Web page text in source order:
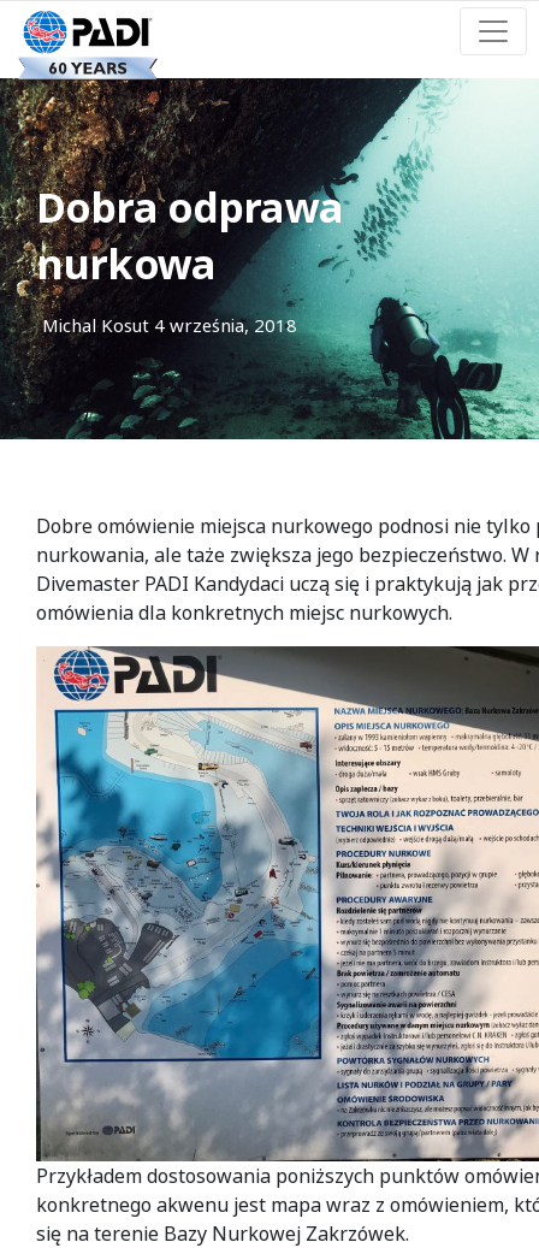
Dobra odprawa
nurkowa
Michal Kosut 4 września, 2018
Dobre omówienie miejsca nurkowego podnosi nie tylko
nurkowania, ale taże zwiększa jego bezpieczeństwo.
Divemaster PADI Kandydaci uczą się i praktykują jak
omówienia dla konkretnych miejsc nurkowych.
Przykładem dostosowania poniższych punktów
konkretnego akwenu jest mapa wraz z omówieniem,
się na terenie Bazy Nurkowej Zakrzówek.